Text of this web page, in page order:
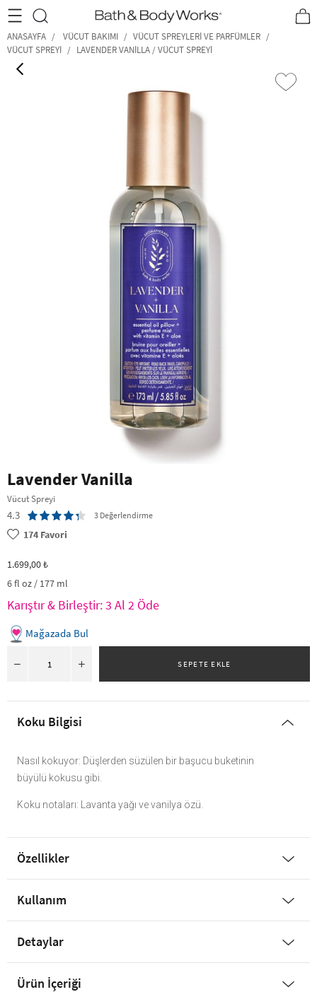
•2200₺ ve Üzeri Kargo Ücretsiz!• *Promosyon Detayları
ANASAYFA VÜCUT BAKIMI
VÜCUT SPREYLERI VE PARFÜMLER
VÜCUT SPREYI
LAVENDER VANILLA / VÜCUT SPREYI
Lavender Vanilla
Vücut Spreyi
4.3 3 Değerlendirme
174 Favori
1.699,00 ₺
6 fl oz / 177 ml
Karıştır & Birleştir: 3 Al 2 Öde
Mağazada Bul
Koku Bilgisi
Nasıl kokuyor: Düşlerden süzülen bir başucu buketinin
büyülü kokusu gibi.
Koku notaları: Lavanta yağı ve vanilya özü.
Özellikler
Kullanım
Detaylar
Ürün İçeriği